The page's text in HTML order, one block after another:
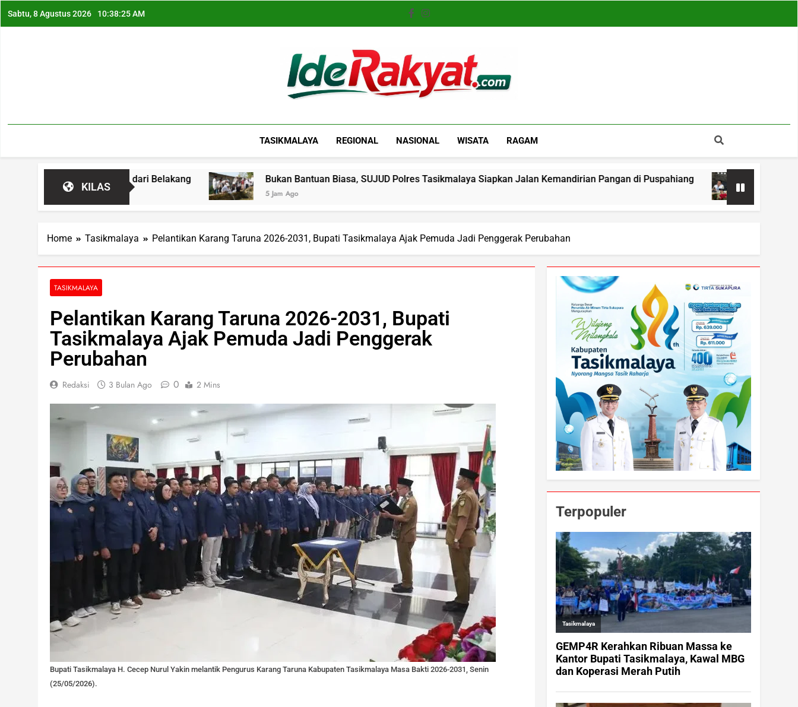
Sabtu, 8 Agustus 2026 10:38:26 AM
Iderakyat.com
TASIKMALAYA REGIONAL NASIONAL WISATA RAGAM
KILAS
Ditabrakkan dari Belakang Bukan Bantuan Biasa, SUJUD Polres Tasikmalaya Siapkan Jalan Kemandirian Pangan di Puspahiang
5 Jam Ago
Pemkab
24 Jam Ago
Home Tasikmalaya Pelantikan Karang Taruna 2026-2031, Bupati Tasikmalaya Ajak Pemuda Jadi Penggerak Perubahan
TASIKMALAYA
Pelantikan Karang Taruna 2026-2031, Bupati
Tasikmalaya Ajak Pemuda Jadi Penggerak
Perubahan
Redaksi 3 Bulan Ago 0 2 Mins
Bupati Tasikmalaya H. Cecep Nurul Yakin melantik Pengurus Karang Taruna Kabupaten Tasikmalaya Masa Bakti 2026-2031, Senin
(25/05/2026).
Terpopuler